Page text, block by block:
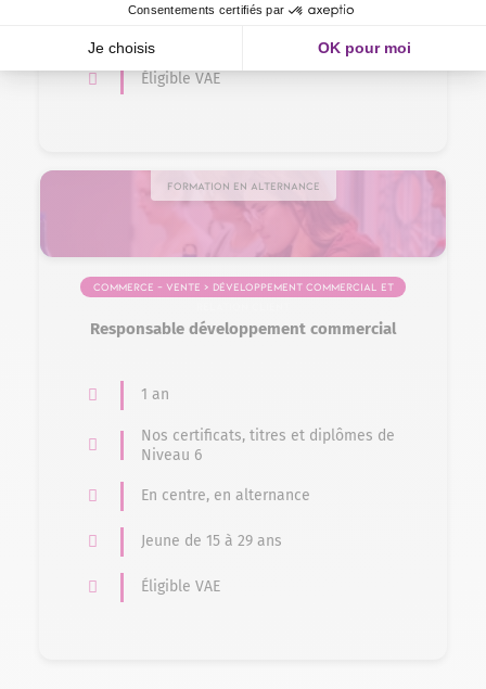
Éligible VAE
Formation en alternance
Commerce – Vente > Développement commercial et
Responsable développement commercial
1 an
Nos certificats, titres et diplômes de
Niveau 6
En centre, en alternance
Jeune de 15 à 29 ans
Éligible VAE